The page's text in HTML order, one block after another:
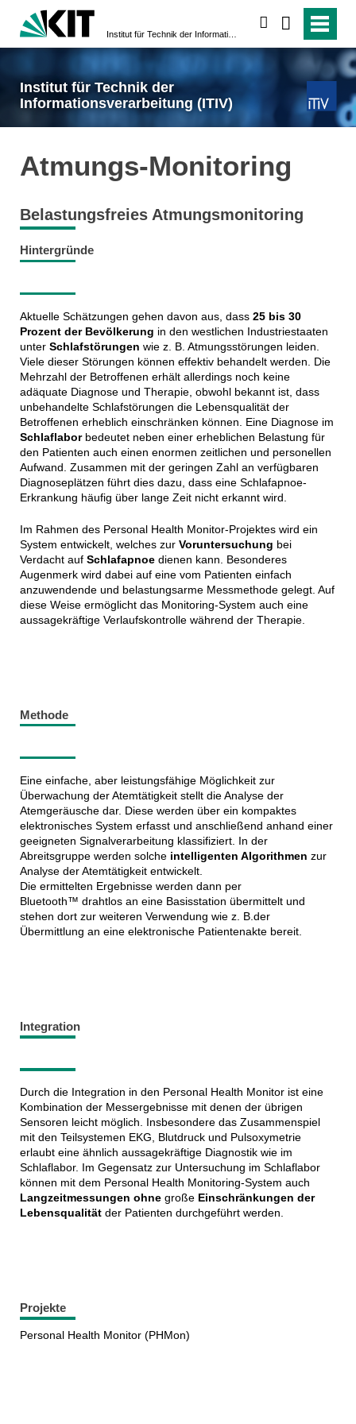
Institut für Technik der
Informationsverarbeitung (ITIV)
Atmungs-Monitoring
Belastungsfreies Atmungsmonitoring
Hintergründe
Aktuelle Schätzungen gehen davon aus, dass 25 bis 30
Prozent der Bevölkerung in den westlichen Industriestaaten
unter Schlafstörungen wie z. B. Atmungsstörungen leiden.
Viele dieser Störungen können effektiv behandelt werden. Die
Mehrzahl der Betroffenen erhält allerdings noch keine
adäquate Diagnose und Therapie, obwohl bekannt ist, dass
unbehandelte Schlafstörungen die Lebensqualität der
Betroffenen erheblich einschränken können. Eine Diagnose im
Schlaflaborbedeutet neben einer erheblichen Belastung für
den Patienten auch einen enormen zeitlichen und personellen
Aufwand. Zusammen mit der geringen Zahl an verfügbaren
Diagnoseplätzen führt dies dazu, dass eine Schlafapnoe-
Erkrankung häufig über lange Zeit nicht erkannt wird.
Im Rahmen des Personal Health Monitor-Projektes wird ein
System entwickelt, welches zur Voruntersuchung bei
Verdacht auf Schlafapnoedienen kann. Besonderes
Augenmerk wird dabei auf eine vom Patienten einfach
anzuwendende und belastungsarme Messmethode gelegt. Auf
diese Weise ermöglicht das Monitoring-System auch eine
aussagekräftige Verlaufskontrolle während der Therapie.
Methode
Eine einfache, aber leistungsfähige Möglichkeit zur
Überwachung der Atemtätigkeit stellt die Analyse der
Atemgeräusche dar. Diese werden über ein kompaktes
elektronisches System erfasst und anschließend anhand einer
geeigneten Signalverarbeitung klassifiziert. In der
Abreitsgruppe werden solche intelligenten Algorithmen zur
Analyse der Atemtätigkeit entwickelt.
Die ermittelten Ergebnisse werden dann per
Bluetooth™ drahtlos an eine Basisstation übermittelt und
stehen dort zur weiteren Verwendung wie z. B.der
Übermittlung an eine elektronische Patientenakte bereit.
Integration
Durch die Integration in den Personal Health Monitor ist eine
Kombination der Messergebnisse mit denen der übrigen
Sensoren leicht möglich. Insbesondere das Zusammenspiel
mit den Teilsystemen EKG, Blutdruck und Pulsoxymetrie
erlaubt eine ähnlich aussagekräftige Diagnostik wie im
Schlaflabor. Im Gegensatz zur Untersuchung im Schlaflabor
können mit dem Personal Health Monitoring-System auch
Langzeitmessungen ohnegroße Einschränkungen der
Lebensqualitätder Patienten durchgeführt werden.
Projekte
Personal Health Monitor (PHMon)